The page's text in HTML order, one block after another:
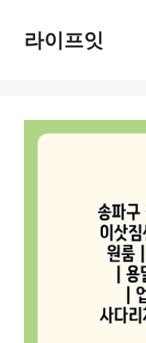
content라이프잇